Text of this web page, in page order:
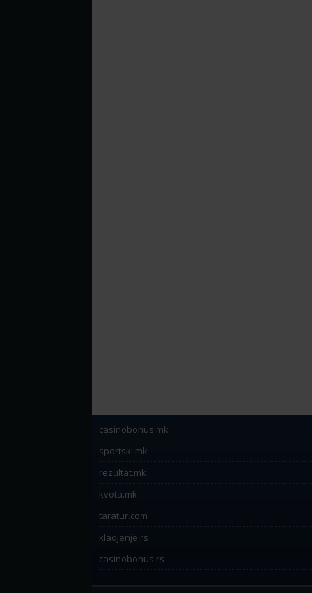
casinobonus.mk
sportski.mk
rezultat.mk
kvota.mk
taratur.com
kladjenje.rs
casinobonus.rs